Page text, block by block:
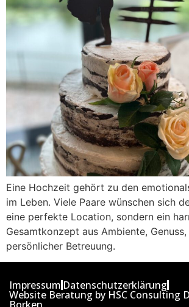
Eine Hochzeit gehört zu den
im Leben. Viele Paare wünschen sich
eine perfekte Location, sondern ein
Gesamtkonzept aus Ambiente,
persönlicher Betreuung.
Impressum Datenschutzerklärung
Website Beratung by HSC Consulting